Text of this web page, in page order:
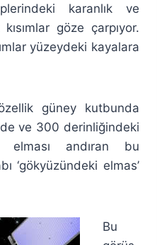
karanlık ve
göze çarpıyor.
yüzeydeki kayalara
güney kutbunda
ve 300 derinliğindeki
elması andıran bu
‘gökyüzündeki elmas’
Bu